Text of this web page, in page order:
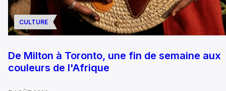
CULTURE
De Milton à Toronto, une fin de semaine aux
couleurs de l'Afrique